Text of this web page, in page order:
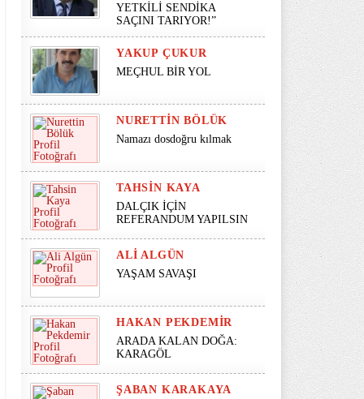
YETKİLİ SENDİKA
SAÇINI TARIYOR!”
YAKUP ÇUKUR
MEÇHUL BİR YOL
NURETTIN BÖLÜK
Namazı dosdoğru kılmak
TAHSIN KAYA
DALÇIK İÇİN
REFERANDUM YAPILSIN
ALI ALGÜN
YAŞAM SAVAŞI
HAKAN PEKDEMIR
ARADA KALAN DOĞA:
KARAGÖL
ŞABAN KARAKAYA